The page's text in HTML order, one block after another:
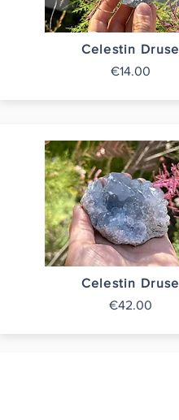
Celestin Druse
€14.00
Celestin Druse
€42.00